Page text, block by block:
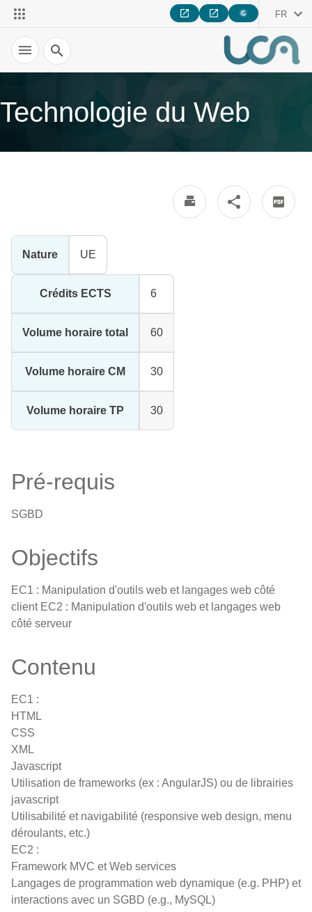
FR
Recherche
Technologie du Web
Nature UE
Crédits ECTS 6
Volume horaire total 60
Volume horaire CM 30
Volume horaire TP 30
Pré-requis
SGBD
Objectifs
EC1 : Manipulation d'outils web et langages web côté
client EC2 : Manipulation d'outils web et langages web
côté serveur
Contenu
EC1 :
HTML
CSS
XML
Javascript
Utilisation de frameworks (ex : AngularJS) ou de librairies
javascript
Utilisabilité et navigabilité (responsive web design, menu
déroulants, etc.)
EC2 :
Framework MVC et Web services
Langages de programmation web dynamique (e.g. PHP) et
interactions avec un SGBD (e.g., MySQL)